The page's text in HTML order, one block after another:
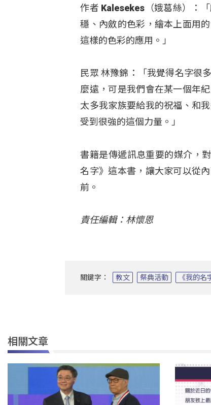
作者 Kalesekes（娥葛絲）：
穩、內斂的色彩，繪本上面用
這樣的色彩的應用。」
民眾 林豫錦：「我覺得名字很
麼遠，可是我們會在某一個年
太多我家族要給我的祝福、和
受到很強的這個力量。」
書籍是傳遞訊息重要的媒介，
名字》這本書，讓大家可以從
前。
責任編輯：林懷恩
關鍵字： 教文 祭典活動 《我的名
相關文章